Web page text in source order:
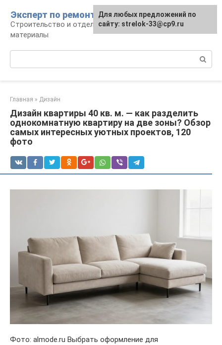
контенту
Эксперт по ремонту
Строительство и отделка: работы и
материалы
Главная » Дизайн
Дизайн квартиры 40 кв. м. — как разделить
однокомнатную квартиру на две зоны? Обзор
самых интересных уютных проектов, 120
фото
Фото: almode.ru Выбрать оформление для
Для любых предложений по
сайту: strelok-33@cp9.ru
Для любых предложений по
сайту: strelok-33@cp9.ru